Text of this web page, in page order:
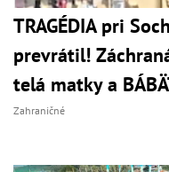
TRAGÉDIA pri
prevrátil!
telá matky a
Zahraničné